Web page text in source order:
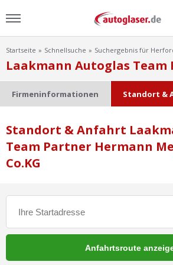
Menu
Home
Ratgeber
FAQ
Lexikon
Startseite Schnellsuche Suchergebnis für
Laakmann Autoglas Team
Firmeninformationen Standort &
Standort & Anfahrt
Team Partner Hermann
Co.KG